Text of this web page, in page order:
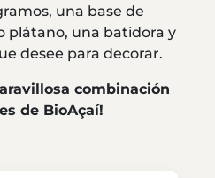
una base de
plátano, una batidora y
desee para decorar.
combinación
de BioAçaí!